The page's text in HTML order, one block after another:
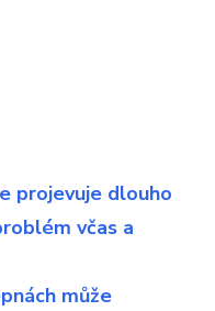
projevuje dlouho
včas a
může